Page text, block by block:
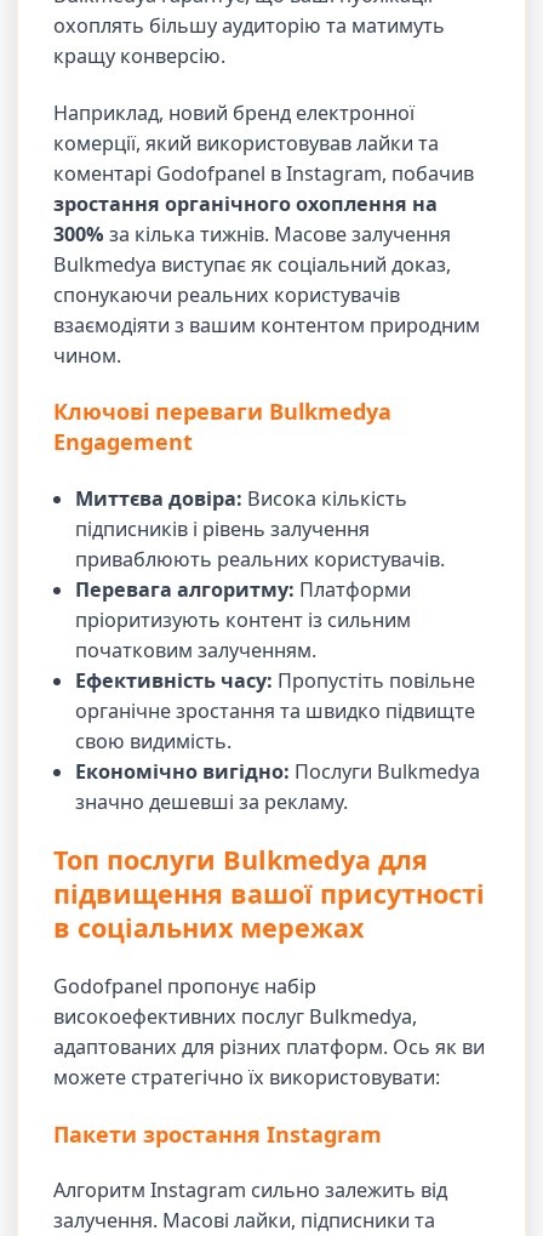
охоплять більшу аудиторію та матимуть
кращу конверсію.
Наприклад, новий бренд електронної
комерції, який використовував лайки та
коментарі Godofpanel в Instagram, побачив
зростання органічного охоплення на
300% за кілька тижнів. Масове залучення
Bulkmedya виступає як соціальний доказ,
спонукаючи реальних користувачів
взаємодіяти з вашим контентом природним
чином.
Ключові переваги Bulkmedya
Engagement
Миттєва довіра: Висока кількість
підписників і рівень залучення
приваблюють реальних користувачів.
Перевага алгоритму: Платформи
пріоритизують контент із сильним
початковим залученням.
Ефективність часу: Пропустіть повільне
органічне зростання та швидко підвищте
свою видимість.
Економічно вигідно: Послуги Bulkmedya
значно дешевші за рекламу.
Топ послуги Bulkmedya для
підвищення вашої присутності
в соціальних мережах
Godofpanel пропонує набір
високоефективних послуг Bulkmedya,
адаптованих для різних платформ. Ось як ви
можете стратегічно їх використовувати:
Пакети зростання Instagram
Алгоритм Instagram сильно залежить від
залучення. Масові лайки, підписники та